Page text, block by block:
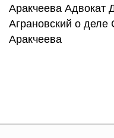
Аракчеева Адвокат
Аграновский о деле
Аракчеева